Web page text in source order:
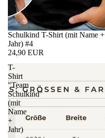
Schulkind T-Shirt (mit Name +
Jahr) #4
24,90 EUR
T-
Shirt
"Team
Schulkind"
(mit
Name
+
Jahr)